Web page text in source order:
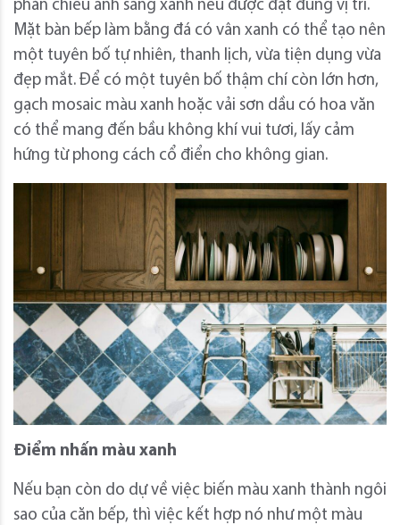
phản chiếu ánh sáng xanh nếu được đặt đúng vị trí.
Mặt bàn bếp làm bằng đá có vân xanh có thể tạo nên
một tuyên bố tự nhiên, thanh lịch, vừa tiện dụng vừa
đẹp mắt. Để có một tuyên bố thậm chí còn lớn hơn,
gạch mosaic màu xanh hoặc vải sơn dầu có hoa văn
có thể mang đến bầu không khí vui tươi, lấy cảm
hứng từ phong cách cổ điển cho không gian.
Điểm nhấn màu xanh
Nếu bạn còn do dự về việc biến màu xanh thành ngôi
sao của căn bếp, thì việc kết hợp nó như một màu